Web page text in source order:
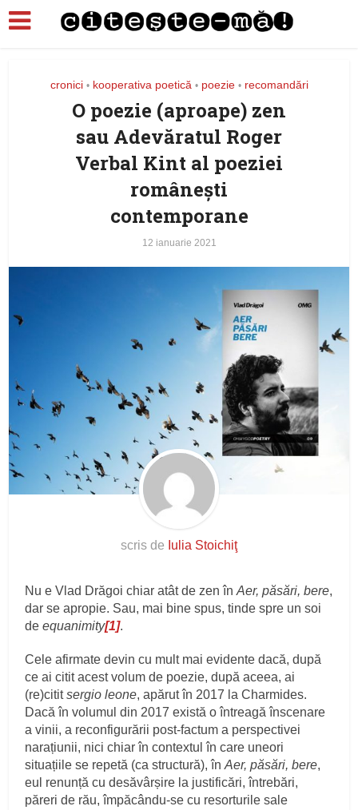
cronici • kooperativa poetică • poezie • recomandări
O poezie (aproape) zen
sau Adevăratul Roger
Verbal Kint al poeziei
românești
contemporane
12 ianuarie 2021
scris de Iulia Stoichiţ
Nu e Vlad Drăgoi chiar atât de zen înAer, păsări, bere,
dar se apropie. Sau, mai bine spus, tinde spre un soi
deequanimity[1].
Cele afirmate devin cu mult mai evidente dacă, după
ce ai citit acest volum de poezie, după aceea, ai
(re)cititsergio leone, apărut în 2017 la Charmides.
Dacă în volumul din 2017 există o întreagă înscenare
a vinii, a reconfigurării post-factum a perspectivei
narațiunii, nici chiar în contextul în care uneori
situațiile se repetă (ca structură), înAer, păsări, bere,
eul renunță cu desăvârșire la justificări, întrebări,
păreri de rău, împăcându-se cu resorturile sale